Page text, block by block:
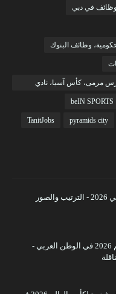
وظائف في دبي
وظائف البنوك
مرمى، كأس آسيا، نادي
beIN SPORTS
pyramids city
TanitJobs
أجمل 10 ممثلات عربيات في 2026 - الترتيب والصور
مواعيد مباريات كأس العالم 2026 في الوطن العربي -